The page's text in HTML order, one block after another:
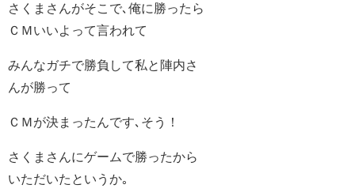
さくまさんがそこで､俺に勝ったら
ＣＭいいよって言われて
みんなガチで勝負して私と陣内さ
んが勝って
ＣＭが決まったんです､そう！
さくまさんにゲームで勝ったから
いただいたというか｡